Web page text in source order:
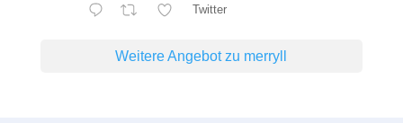
Twitter
Weitere Angebot zu merryll